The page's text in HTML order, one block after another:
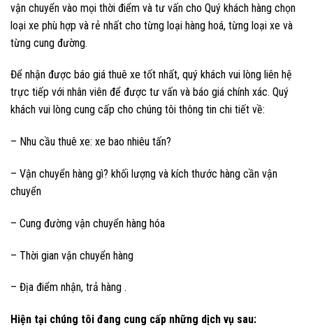
vận chuyển vào mọi thời điểm và tư vấn cho Quý khách hàng chọn
loại xe phù hợp và rẻ nhất cho từng loại hàng hoá, từng loại xe và
từng cung đường.
Để nhận được báo giá thuê xe tốt nhất, quý khách vui lòng liên hệ
trực tiếp với nhân viên để được tư vấn và báo giá chính xác. Quý
khách vui lòng cung cấp cho chúng tôi thông tin chi tiết về:
– Nhu cầu thuê xe: xe bao nhiêu tấn?
– Vận chuyển hàng gì? khối lượng và kích thước hàng cần vận
chuyển
– Cung đường vận chuyển hàng hóa
– Thời gian vận chuyển hàng
– Địa điểm nhận, trả hàng .
Hiện tại chúng tôi đang cung cấp những dịch vụ sau: